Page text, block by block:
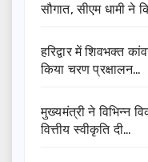
सौगात, सीएम धामी ने
हरिद्वार में शिवभक्त
किया चरण प्रक्षालन…
मुख्यमंत्री ने विभिन्न
वित्तीय स्वीकृति दी…